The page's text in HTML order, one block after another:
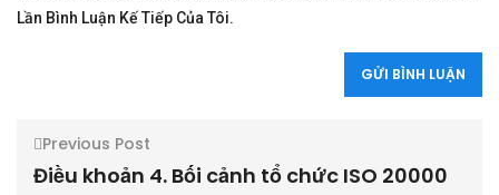
Lần Bình Luận Kế Tiếp Của Tôi.
Previous Post
Điều khoản 4. Bối cảnh tổ chức ISO 20000